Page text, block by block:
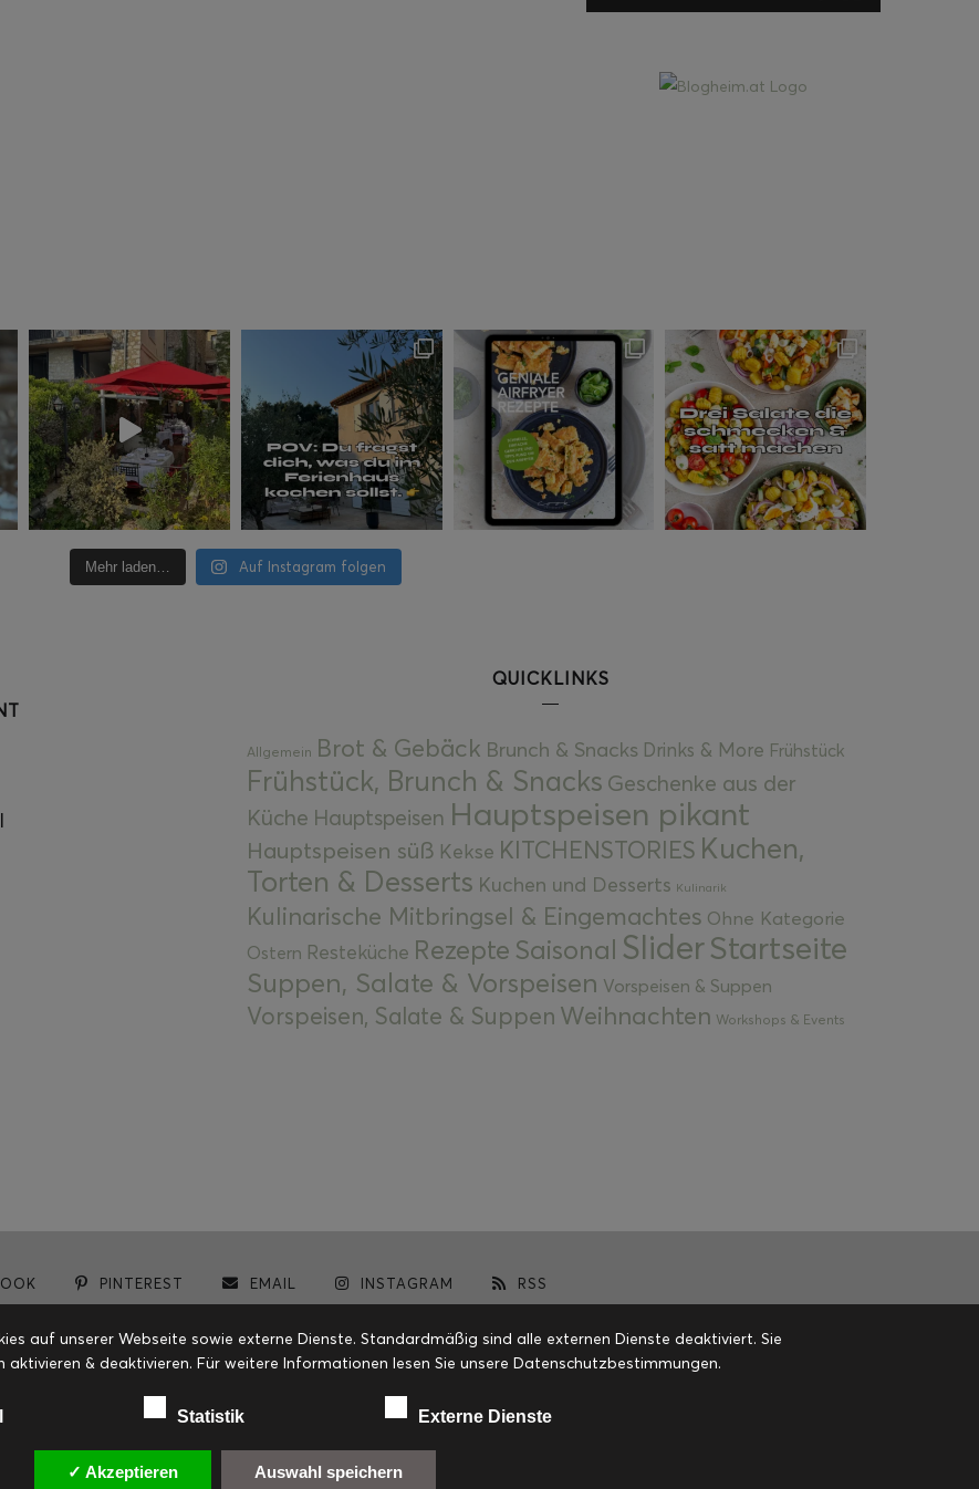
Mehr laden… Auf Instagram folgen
QUICKLINKS
Allgemein Brot & Gebäck Brunch & Snacks Drinks & More Frühstück
Frühstück, Brunch & Snacks Geschenke aus der
Küche Hauptspeisen Hauptspeisen pikant
Hauptspeisen süß Kekse KITCHENSTORIES Kuchen,
Torten & Desserts Kuchen und Desserts Kulinarik
Kulinarische Mitbringsel & Eingemachtes Ohne Kategorie
Ostern Resteküche Rezepte Saisonal SliderStartseite
Suppen, Salate & Vorspeisen Vorspeisen & Suppen
Vorspeisen, Salate & Suppen Weihnachten Workshops & Events
PINTEREST EMAIL INSTAGRAM RSS
auf unserer Webseite sowie externe Dienste. Standardmäßig sind alle externen Dienste deaktiviert. Sie
aktivieren & deaktivieren. Für weitere Informationen lesen Sie unsere Datenschutzbestimmungen.
Statistik Externe Dienste
✓ Akzeptieren Auswahl speichern